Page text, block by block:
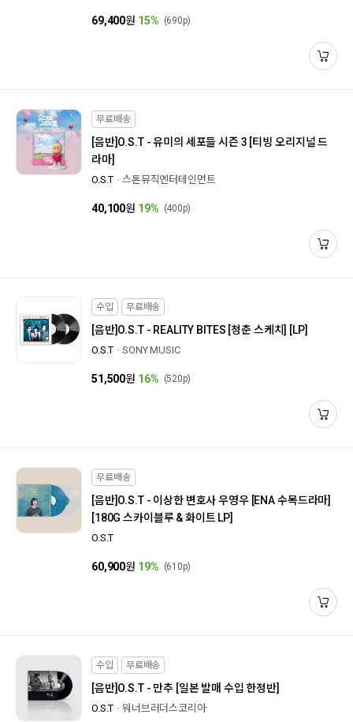
69,400원 15% (690p)
무료배송
[음반]O.S.T - 유미의 세포들 시즌 3 [티빙 오리지널 드
라마]
O.S.T 스톤뮤직엔터테인먼트
40,100원 19% (400p)
수입 무료배송
[음반]O.S.T - REALITY BITES [청춘 스케치] [LP]
O.S.T SONY MUSIC
51,500원 16% (520p)
무료배송
[음반]O.S.T - 이상한 변호사 우영우 [ENA 수목드라마]
[180G 스카이블루 & 화이트 LP]
O.S.T
60,900원 19% (610p)
수입 무료배송
[음반]O.S.T - 만추 [일본 발매 수입 한정반]
O.S.T 워너브러더스코리아